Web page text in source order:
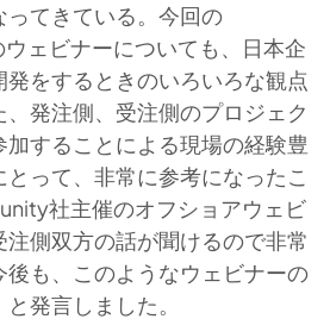
ってきている。今回の
ェビナーについても、日本企
をするときのいろいろな観点
発注側、受注側のプロジェク
加することによる現場の経験豊
って、非常に参考になったこ
社主催のオフショアウェビ
側双方の話が聞けるので非常
も、このようなウェビナーの
発言しました。